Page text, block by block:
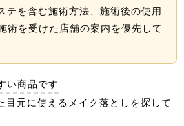
テを含む施術方法、施術後の使用
術を受けた店舗の案内を優先して
い商品です
目元に使えるメイク落としを探して